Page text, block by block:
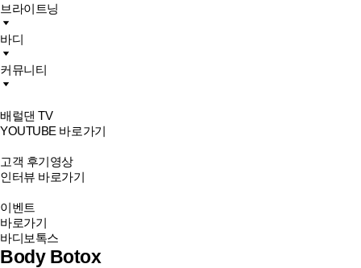
브라이트닝
바디
커뮤니티
배럴댄 TV
YOUTUBE 바로가기
고객 후기영상
인터뷰 바로가기
이벤트
바로가기
바디보톡스
Body Botox